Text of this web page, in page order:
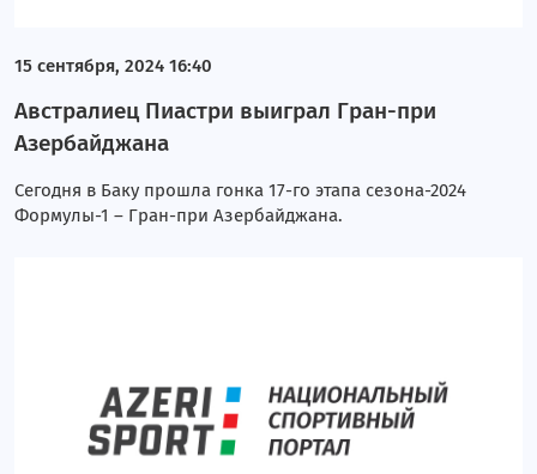
15 сентября, 2024 16:40
Австралиец Пиастри выиграл Гран-при
Азербайджана
Сегодня в Баку прошла гонка 17-го этапа сезона-2024
Формулы-1 – Гран-при Азербайджана.